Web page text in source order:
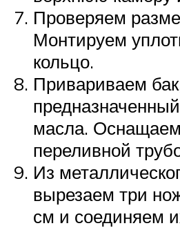
Проверяем
Монтируем
кольцо.
Привариваем
масла.
переливной
Из
вырезаем три
см и соединяем